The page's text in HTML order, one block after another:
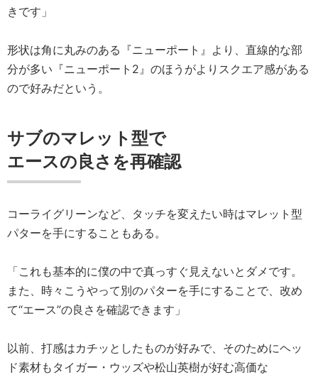
きです」
形状は角に丸みのある『ニューポート』より、直線的な部
分が多い『ニューポート2』のほうがよりスクエア感がある
ので好みだという。
サブのマレット型で
エースの良さを再確認
コーライグリーンなど、タッチを変えたい時はマレット型
パターを手にすることもある。
「これも基本的に僕の中で真っすぐ見えないとダメです。
また、時々こうやって別のパターを手にすることで、改め
て“エース”の良さを確認できます」
以前、打感はカチッとしたものが好みで、そのためにヘッ
ド素材もタイガー・ウッズや松山英樹が好む高価な